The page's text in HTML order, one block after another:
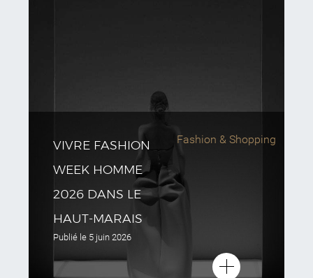
VIVRE FASHION
WEEK HOMME
2026 DANS LE
HAUT-MARAIS
Fashion & Shopping
Publié le 5 juin 2026